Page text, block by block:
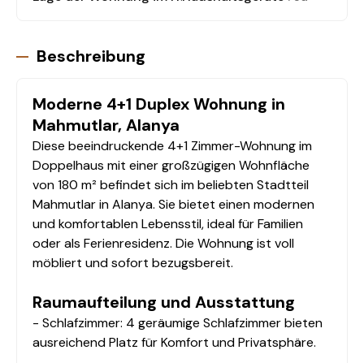
Beschreibung
Moderne 4+1 Duplex Wohnung in
Mahmutlar, Alanya
Diese beeindruckende 4+1 Zimmer-Wohnung im
Doppelhaus mit einer großzügigen Wohnfläche
von 180 m² befindet sich im beliebten Stadtteil
Mahmutlar in Alanya. Sie bietet einen modernen
und komfortablen Lebensstil, ideal für Familien
oder als Ferienresidenz. Die Wohnung ist voll
möbliert und sofort bezugsbereit.
Raumaufteilung und Ausstattung
- Schlafzimmer: 4 geräumige Schlafzimmer bieten
ausreichend Platz für Komfort und Privatsphäre.